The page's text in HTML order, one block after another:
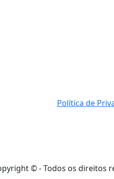
Política de
© - Todos os direitos